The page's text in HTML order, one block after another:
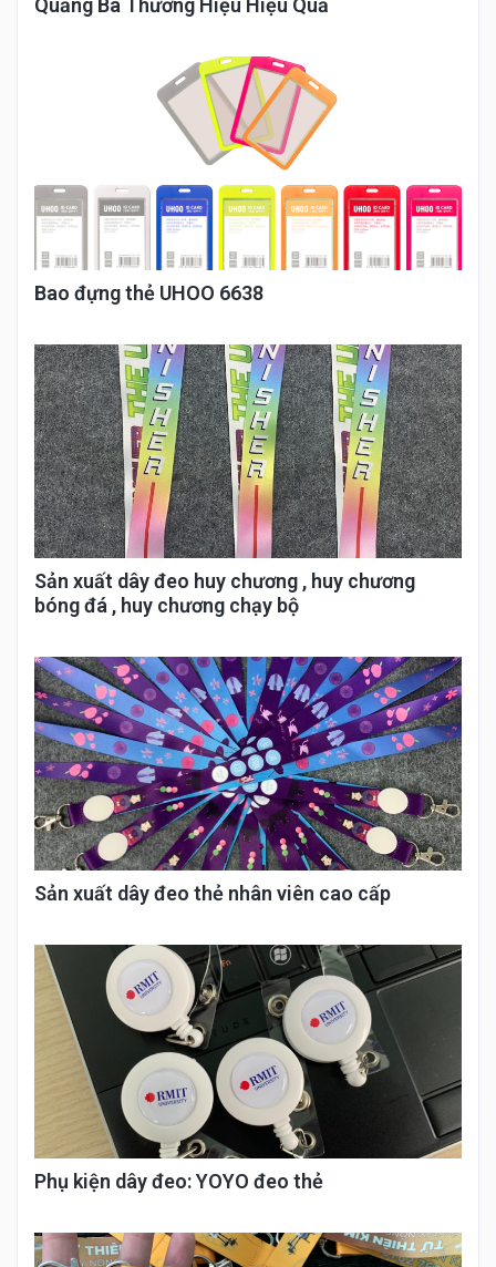
Quảng Bá Thương Hiệu Hiệu Quả
Bao đựng thẻ UHOO 6638
Sản xuất dây đeo huy chương , huy chương
bóng đá , huy chương chạy bộ
Sản xuất dây đeo thẻ nhân viên cao cấp
Phụ kiện dây đeo: YOYO đeo thẻ